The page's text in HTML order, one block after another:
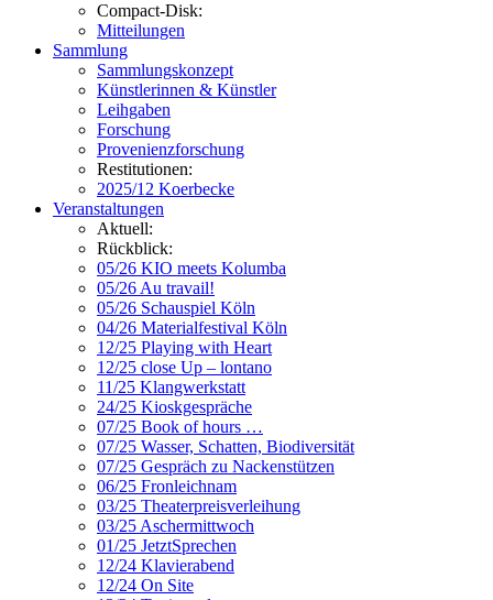
Compact-Disk:
Mitteilungen
Sammlung
Sammlungskonzept
Künstlerinnen & Künstler
Leihgaben
Forschung
Provenienzforschung
Restitutionen:
2025/12 Koerbecke
Veranstaltungen
Aktuell:
Rückblick:
05/26 KIO meets Kolumba
05/26 Au travail!
05/26 Schauspiel Köln
04/26 Materialfestival Köln
12/25 Playing with Heart
12/25 close Up – lontano
11/25 Klangwerkstatt
24/25 Kioskgespräche
07/25 Book of hours …
07/25 Wasser, Schatten, Biodiversität
07/25 Gespräch zu Nackenstützen
06/25 Fronleichnam
03/25 Theaterpreisverleihung
03/25 Aschermittwoch
01/25 JetztSprechen
12/24 Klavierabend
12/24 On Site